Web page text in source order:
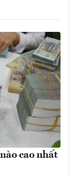
cao nhất